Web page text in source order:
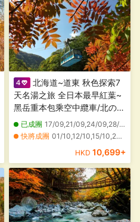
北海道~道東 秋色探索7
天名湯之旅 全日本最早紅葉~
黑岳重本包乘空中纜車/北の森
冰之世界、能取湖紅色珊瑚草/
天都山展望台、十勝牧場の家
村、3晚溫泉酒店
已成團 17/09,21/09,24/09,28/09,05/10,08/10
快將成團 01/10,12/10,15/10,22/10,29/10
HKD 10,699+